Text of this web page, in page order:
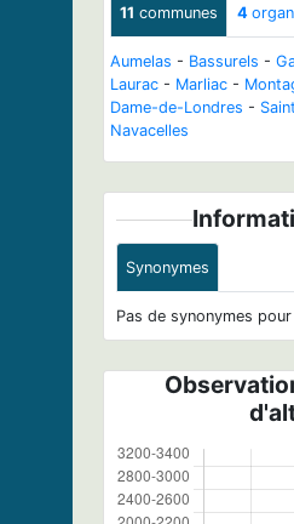
11 communes 4
Aumelas - Bassurels -
Laurac - Marliac -
Dame-de-Londres -
Navacelles
Synonymes
Pas de synonymes